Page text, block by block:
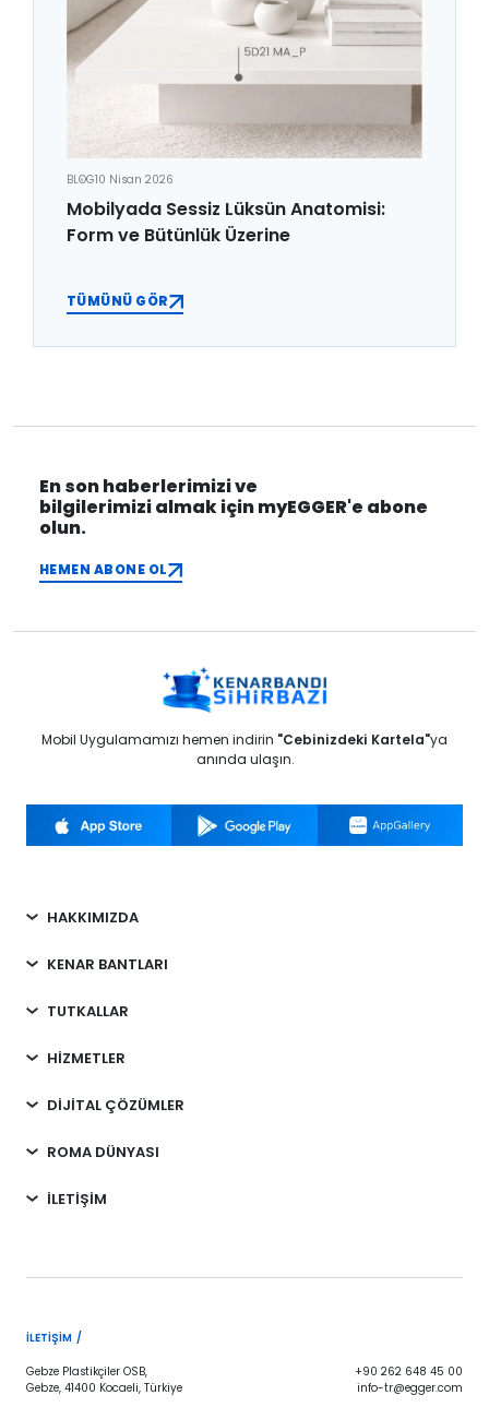
BLOG10 Nisan 2026
Mobilyada Sessiz Lüksün Anatomisi:
Form ve Bütünlük Üzerine
TÜMÜNÜ GÖR
En son haberlerimizi ve
bilgilerimizi almak için myEGGER'e abone
olun.
HEMEN ABONE OL
Mobil Uygulamamızı hemen indirin "Cebinizdeki Kartela"ya
anında ulaşın.
HAKKIMIZDA
KENAR BANTLARI
TUTKALLAR
HİZMETLER
DİJİTAL ÇÖZÜMLER
ROMA DÜNYASI
İLETİŞİM
İLETIŞIM /
Gebze Plastikçiler OSB,
Gebze, 41400 Kocaeli, Türkiye
+90 262 648 45 00
info-tr@egger.com